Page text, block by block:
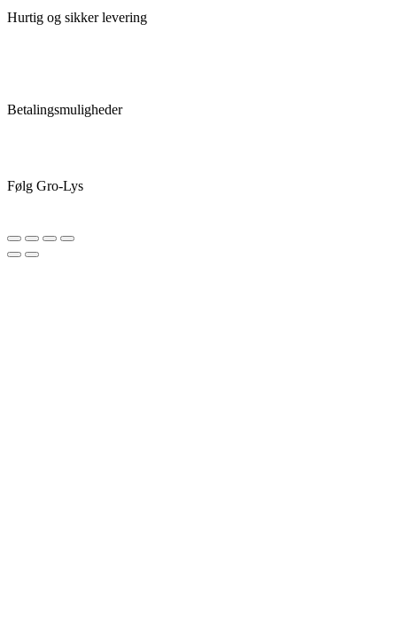
Hurtig og sikker levering
Betalingsmuligheder
Følg Gro-Lys